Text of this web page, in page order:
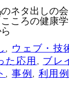
のネタ出しの
ころの健康
, ウェブ・技
た応用, ブレ
, 事例, 利用例